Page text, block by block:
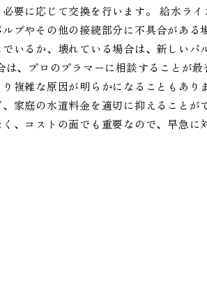
要に応じて交換を行います。 給水ラ
ブやその他の接続部分に不具合がある
いるか、壊れている場合は、新しいバ
、プロのプラマーに相談することが最
複雑な原因が明らかになることもあり
家庭の水道料金を適切に抑えることが
、コストの面でも重要なので、早急に